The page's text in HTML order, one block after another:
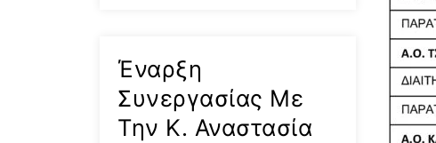
Έναρξη
Συνεργασίας Με
Την Κ. Αναστασία